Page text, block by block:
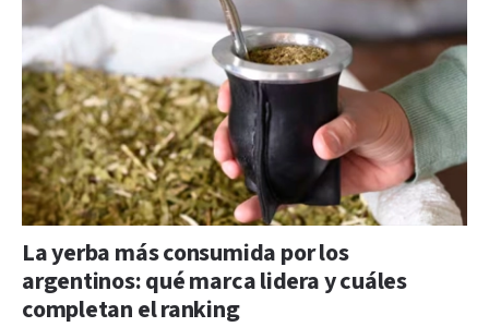
La yerba más consumida por los
argentinos: qué marca lidera y cuáles
completan el ranking